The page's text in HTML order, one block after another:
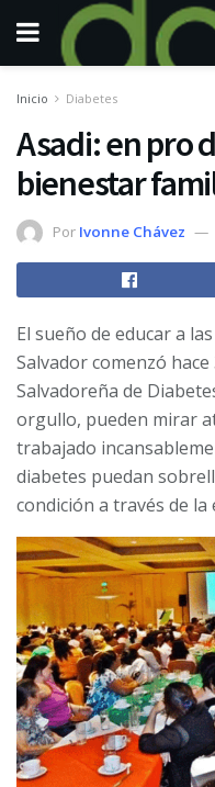
Inicio Diabetes
Asadi: en pro
bienestar
Por Ivonne Chávez
El sueño de educar a
Salvador comenzó
Salvadoreña de
orgullo, pueden mirar
trabajado
diabetes puedan
condición a través de